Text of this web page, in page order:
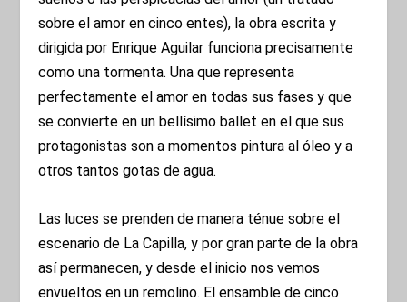
sobre el amor en cinco entes), la obra escrita y
dirigida por Enrique Aguilar funciona precisamente
como una tormenta. Una que representa
perfectamente el amor en todas sus fases y que
se convierte en un bellísimo ballet en el que sus
protagonistas son a momentos pintura al óleo y a
otros tantos gotas de agua.
Las luces se prenden de manera ténue sobre el
escenario de La Capilla, y por gran parte de la obra
así permanecen, y desde el inicio nos vemos
envueltos en un remolino. El ensamble de cinco